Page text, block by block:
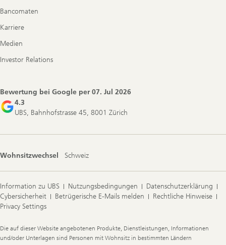
Bancomaten
Karriere
Medien
Investor Relations
Bewertung bei Google per07. Jul 2026
4.3
UBS, Bahnhofstrasse 45, 8001 Zürich
Wohnsitzwechsel Schweiz
Information zu UBS Nutzungsbedingungen
Datenschutzerklärung
Cybersicherheit
Betrügerische E-Mails melden
Rechtliche Hinweise
Privacy Settings
Legal
Information
Die auf dieser Website angebotenen Produkte, Dienstleistungen, Informationen
und/oder Unterlagen sind Personen mit Wohnsitz in bestimmten Ländern